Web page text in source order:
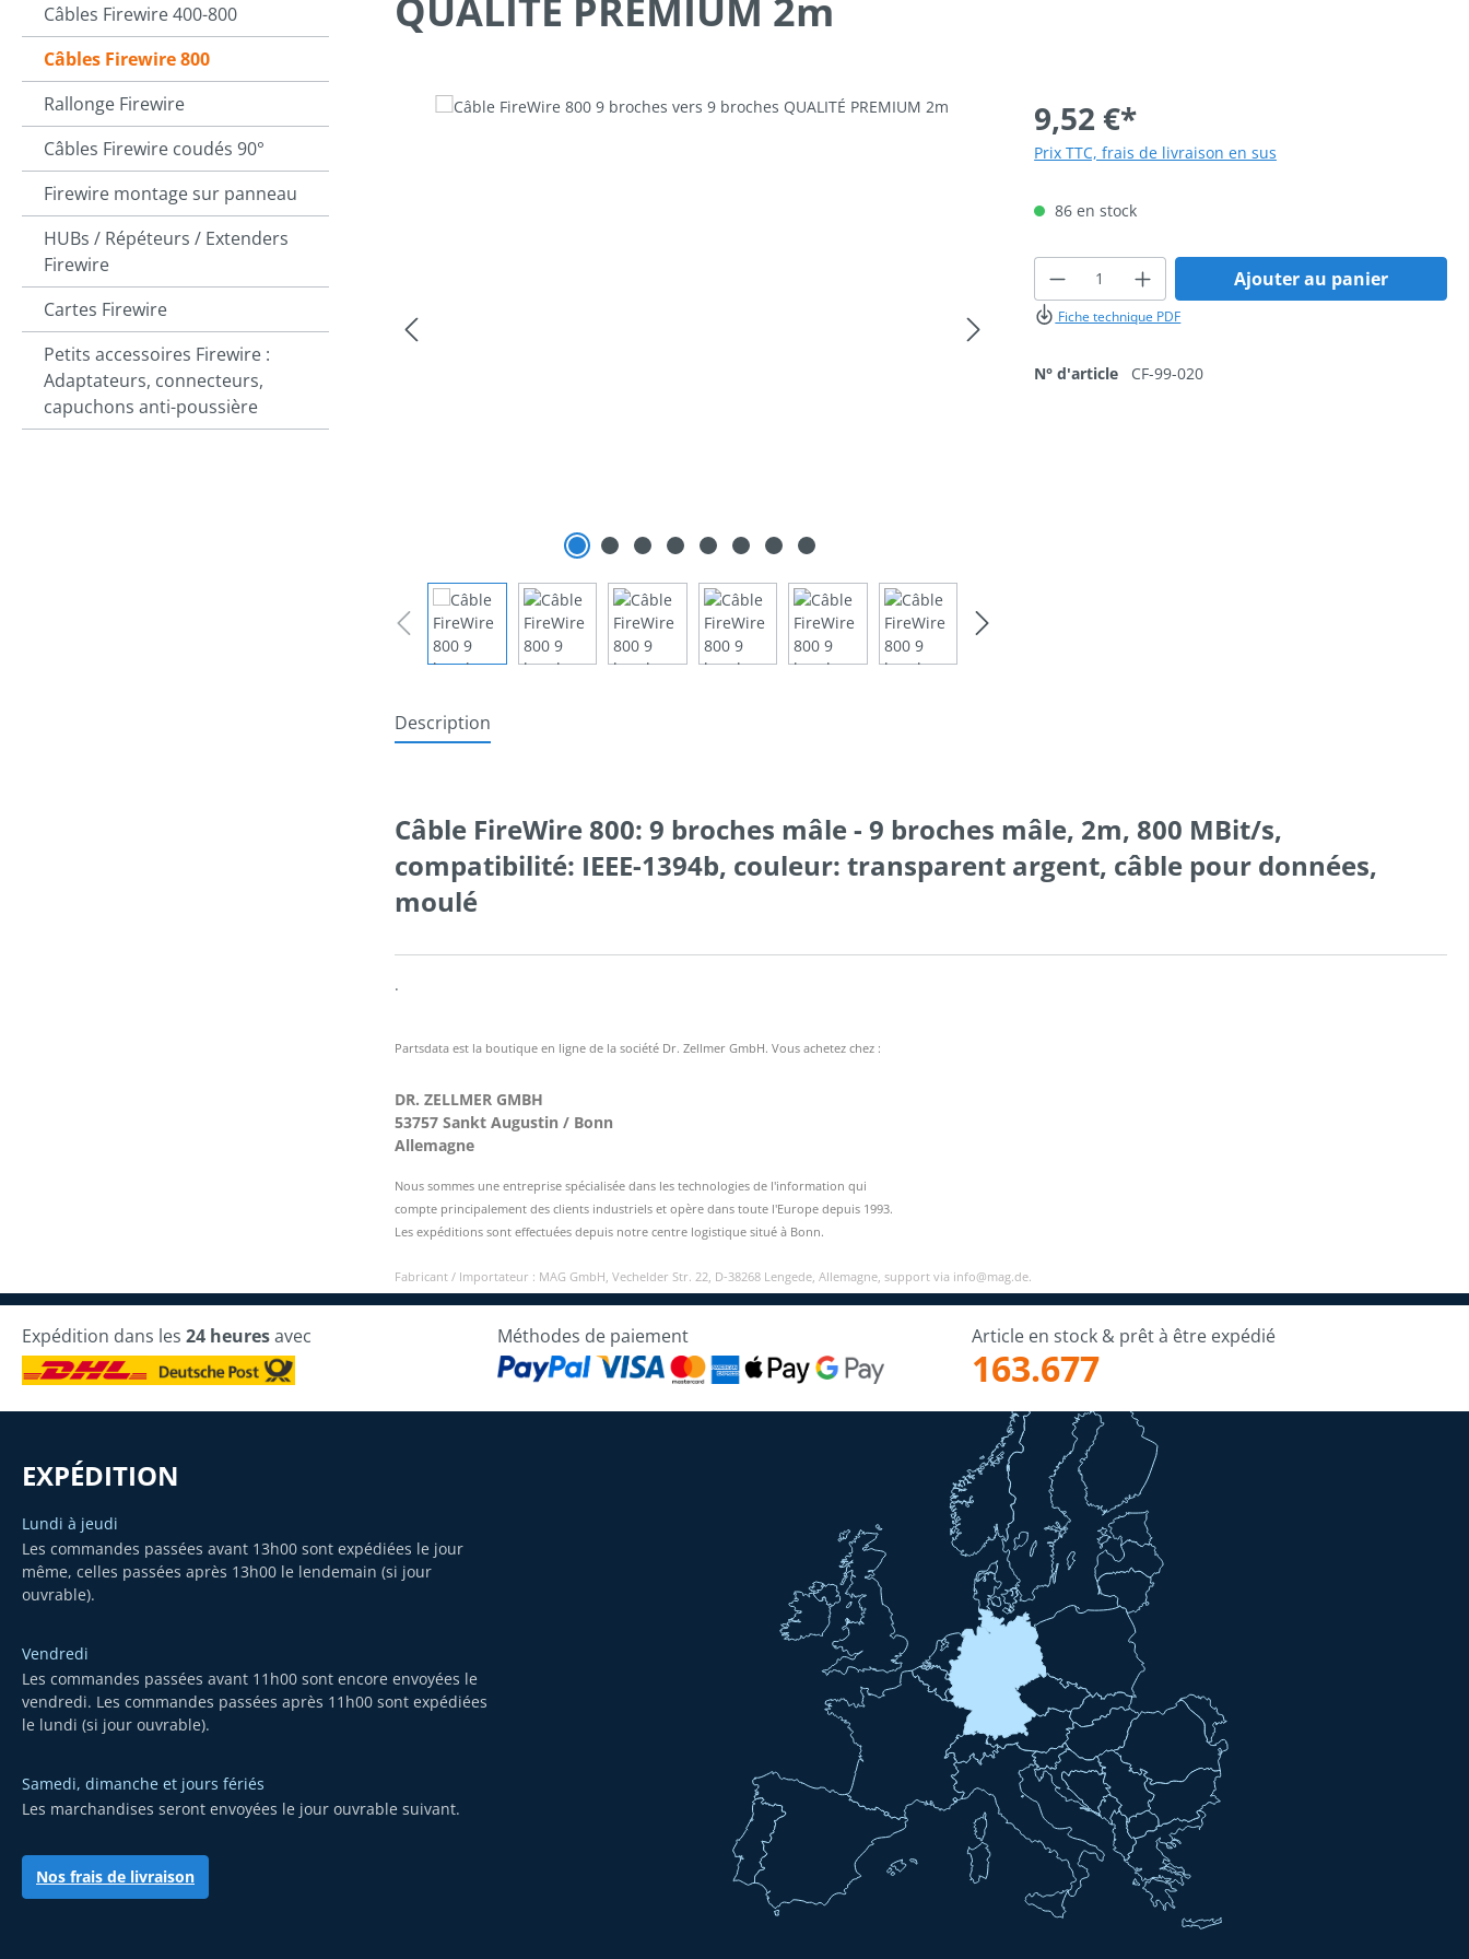
Câbles Firewire 400-800
Câbles Firewire 800
Rallonge Firewire
Câbles Firewire coudés 90°
Firewire montage sur panneau
HUBs / Répéteurs / Extenders
Firewire
Cartes Firewire
Petits accessoires Firewire :
Adaptateurs, connecteurs,
capuchons anti-poussière
QUALITÉ PREMIUM 2m
Ignorer la galerie d'images 9,52 €*
Prix TTC, frais de livraison en sus
86 en stock
Quantité de produit : Entrez la
Ajouter au panier
Fiche technique PDF
N° d'article CF-99-020
Description
Câble FireWire 800: 9 broches mâle - 9 broches mâle, 2m, 800 MBit/s,
compatibilité: IEEE-1394b, couleur: transparent argent, câble pour données,
moulé
.
Partsdata est la boutique en ligne de la société Dr. Zellmer GmbH. Vous achetez chez :
DR. ZELLMER GMBH
53757 Sankt Augustin / Bonn
Allemagne
Nous sommes une entreprise spécialisée dans les technologies de l'information qui
compte principalement des clients industriels et opère dans toute l'Europe depuis 1993.
Les expéditions sont effectuées depuis notre centre logistique situé à Bonn.
Fabricant / Importateur : MAG GmbH, Vechelder Str. 22, D-38268 Lengede, Allemagne, support via info@mag.de.
Expédition dans les 24 heuresavec Méthodes de paiement Article en stock & prêt à être expédié
163.677
EXPÉDITION
Lundi à jeudi
Les commandes passées avant 13h00 sont expédiées le jour
même, celles passées après 13h00 le lendemain (si jour
ouvrable).
Vendredi
Les commandes passées avant 11h00 sont encore envoyées le
vendredi. Les commandes passées après 11h00 sont expédiées
le lundi (si jour ouvrable).
Samedi, dimanche et jours fériés
Les marchandises seront envoyées le jour ouvrable suivant.
Nos frais de livraison